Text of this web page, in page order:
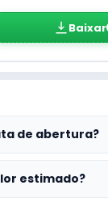
Baixar
de abertura?
estimado?